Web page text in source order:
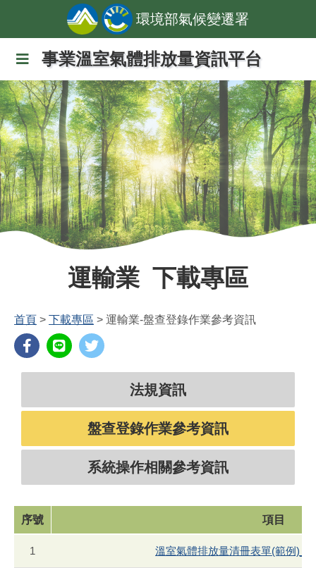
環境部氣候變遷署
事業溫室氣體排放量資訊平台
運輸業 下載專區
首頁 > 下載專區 > 運輸業-盤查登錄作業參考資訊
法規資訊
盤查登錄作業參考資訊
系統操作相關參考資訊
序號 項目
1 溫室氣體排放量清冊表單(範例)_